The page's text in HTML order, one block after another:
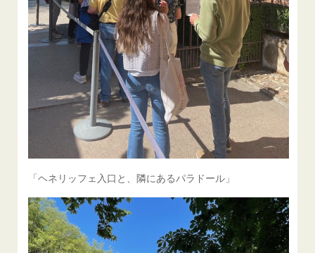
「ヘネリッフェ入口と、隣にあるパラドール」